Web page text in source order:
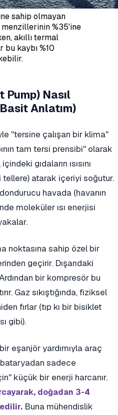
sahip olmayan
%35'ine
akıllı termal
kaybı %10
Pump) Nasıl
Anlatım)
"tersine çalışan bir klima"
tam tersi prensibi" olarak
gıdaların ısısını
tellere) atarak içeriyi soğutur.
havada (havanın
moleküler ısı enerjisi
noktasına sahip özel bir
geçirir. Dışarıdaki
bir kompresör bu
Gaz sıkıştığında, fiziksel
fırlar (tıp kı bir bisiklet
gibi).
eşanjör yardımıyla araç
sadece
küçük bir enerji harcanır.
doğadan 3-4
Buna mühendislik